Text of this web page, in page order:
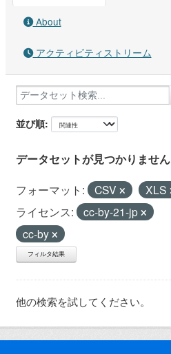
About
アクティビティストリーム
並び順
データセットが見つかりません
フォーマット: CSV
XLS
ライセンス:
cc-by-21-jp
cc-by
フィルタ結果
他の検索を試してください。